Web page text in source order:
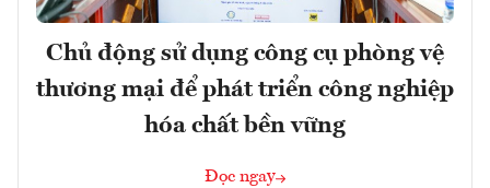
Chủ động sử dụng công cụ phòng vệ
thương mại để phát triển công nghiệp
hóa chất bền vững
Đọc ngay